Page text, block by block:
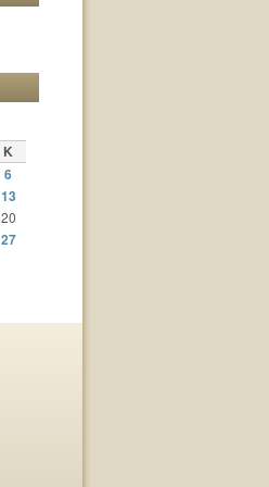
Κ
6
13
20
27